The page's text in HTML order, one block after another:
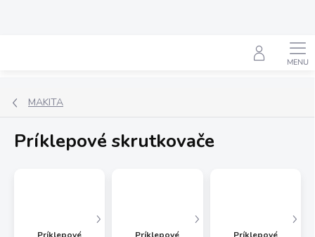
Hľadať
MAKITA
Príklepové skrutkovače
Príklepové
Príklepové
Príklepové